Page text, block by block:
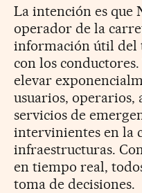
La intención es que
operador de la
información útil del
con los
elevar
usuarios, operarios,
servicios de
intervinientes en la
infraestructuras.
en tiempo real,
toma de decisiones.